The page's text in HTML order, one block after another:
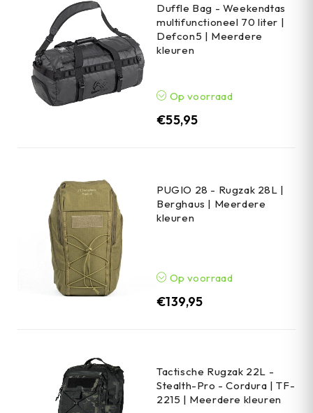
Duffle Bag - Weekendtas
multifunctioneel 70 liter |
Defcon5 | Meerdere
kleuren
Op voorraad
€55,95
PUGIO 28 - Rugzak 28L |
Berghaus | Meerdere
kleuren
Op voorraad
€139,95
Tactische Rugzak 22L -
Stealth-Pro - Cordura | TF-
2215 | Meerdere kleuren